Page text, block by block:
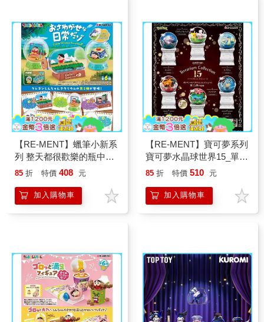
【RE-MENT】蠟筆小新系
列 整天都很歡樂的瓶中世
界_單入隨機款
85 折 特價 408 元
加入購物車
【RE-MENT】寶可夢系列
寶可夢水晶球世界15_單入
隨機款
85 折 特價 510 元
加入購物車